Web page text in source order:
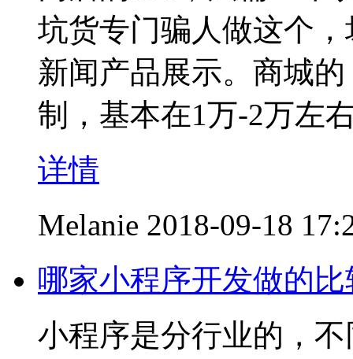
坑货专门骗人做这个
新闻产品展示。商城
制，基本在1万-2万左
详情
Melanie 2018-09-18
哪家小程序开发做的
小程序是分行业的，